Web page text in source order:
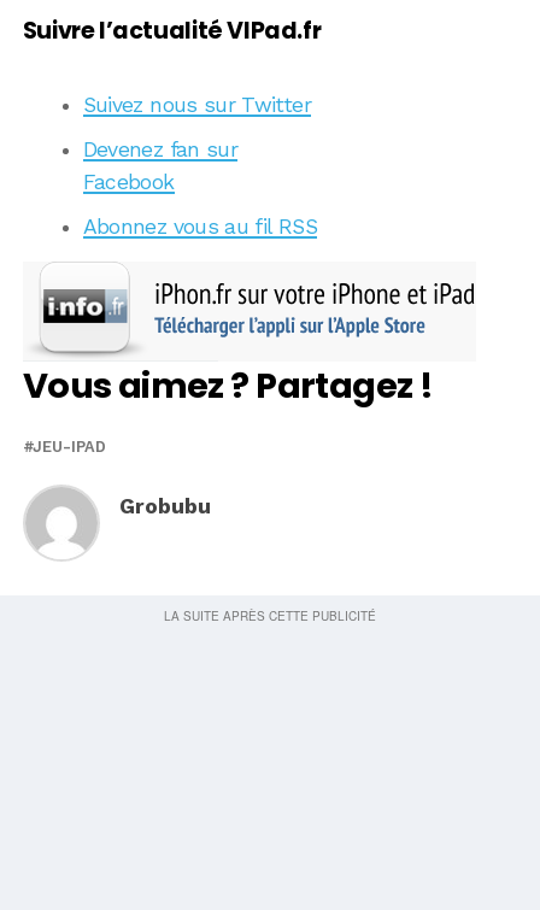
Suivre l’actualité VIPad.fr
Suivez nous sur Twitter
Devenez fan sur
Facebook
Abonnez vous au fil RSS
Vous aimez ? Partagez !
JEU-IPAD
Grobubu